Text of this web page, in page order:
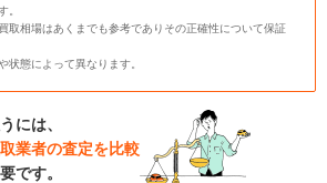
。
取相場はあくまでも参考でありその正確性について保証
態によって異なります。
には、
業者の査定を比較
です。